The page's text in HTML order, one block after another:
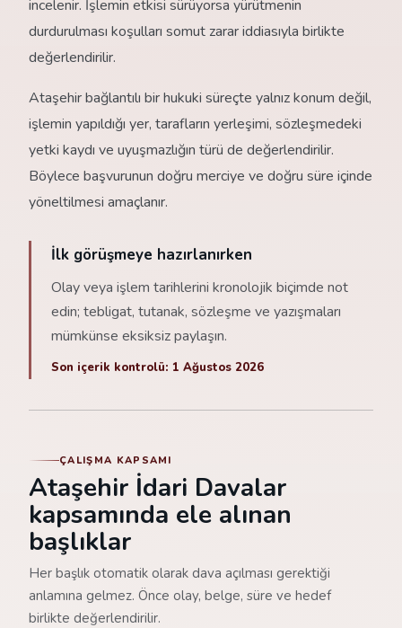
incelenir. İşlemin etkisi sürüyorsa yürütmenin
durdurulması koşulları somut zarar iddiasıyla birlikte
değerlendirilir.
Ataşehir bağlantılı bir hukuki süreçte yalnız konum değil,
işlemin yapıldığı yer, tarafların yerleşimi, sözleşmedeki
yetki kaydı ve uyuşmazlığın türü de değerlendirilir.
Böylece başvurunun doğru merciye ve doğru süre içinde
yöneltilmesi amaçlanır.
İlk görüşmeye hazırlanırken
Olay veya işlem tarihlerini kronolojik biçimde not
edin; tebligat, tutanak, sözleşme ve yazışmaları
mümkünse eksiksiz paylaşın.
Son içerik kontrolü: 1 Ağustos 2026
ÇALIŞMA KAPSAMI
Ataşehir İdari Davalar
kapsamında ele alınan
başlıklar
Her başlık otomatik olarak dava açılması gerektiği
anlamına gelmez. Önce olay, belge, süre ve hedef
birlikte değerlendirilir.